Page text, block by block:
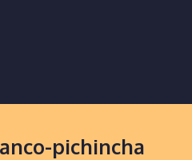
pichincha